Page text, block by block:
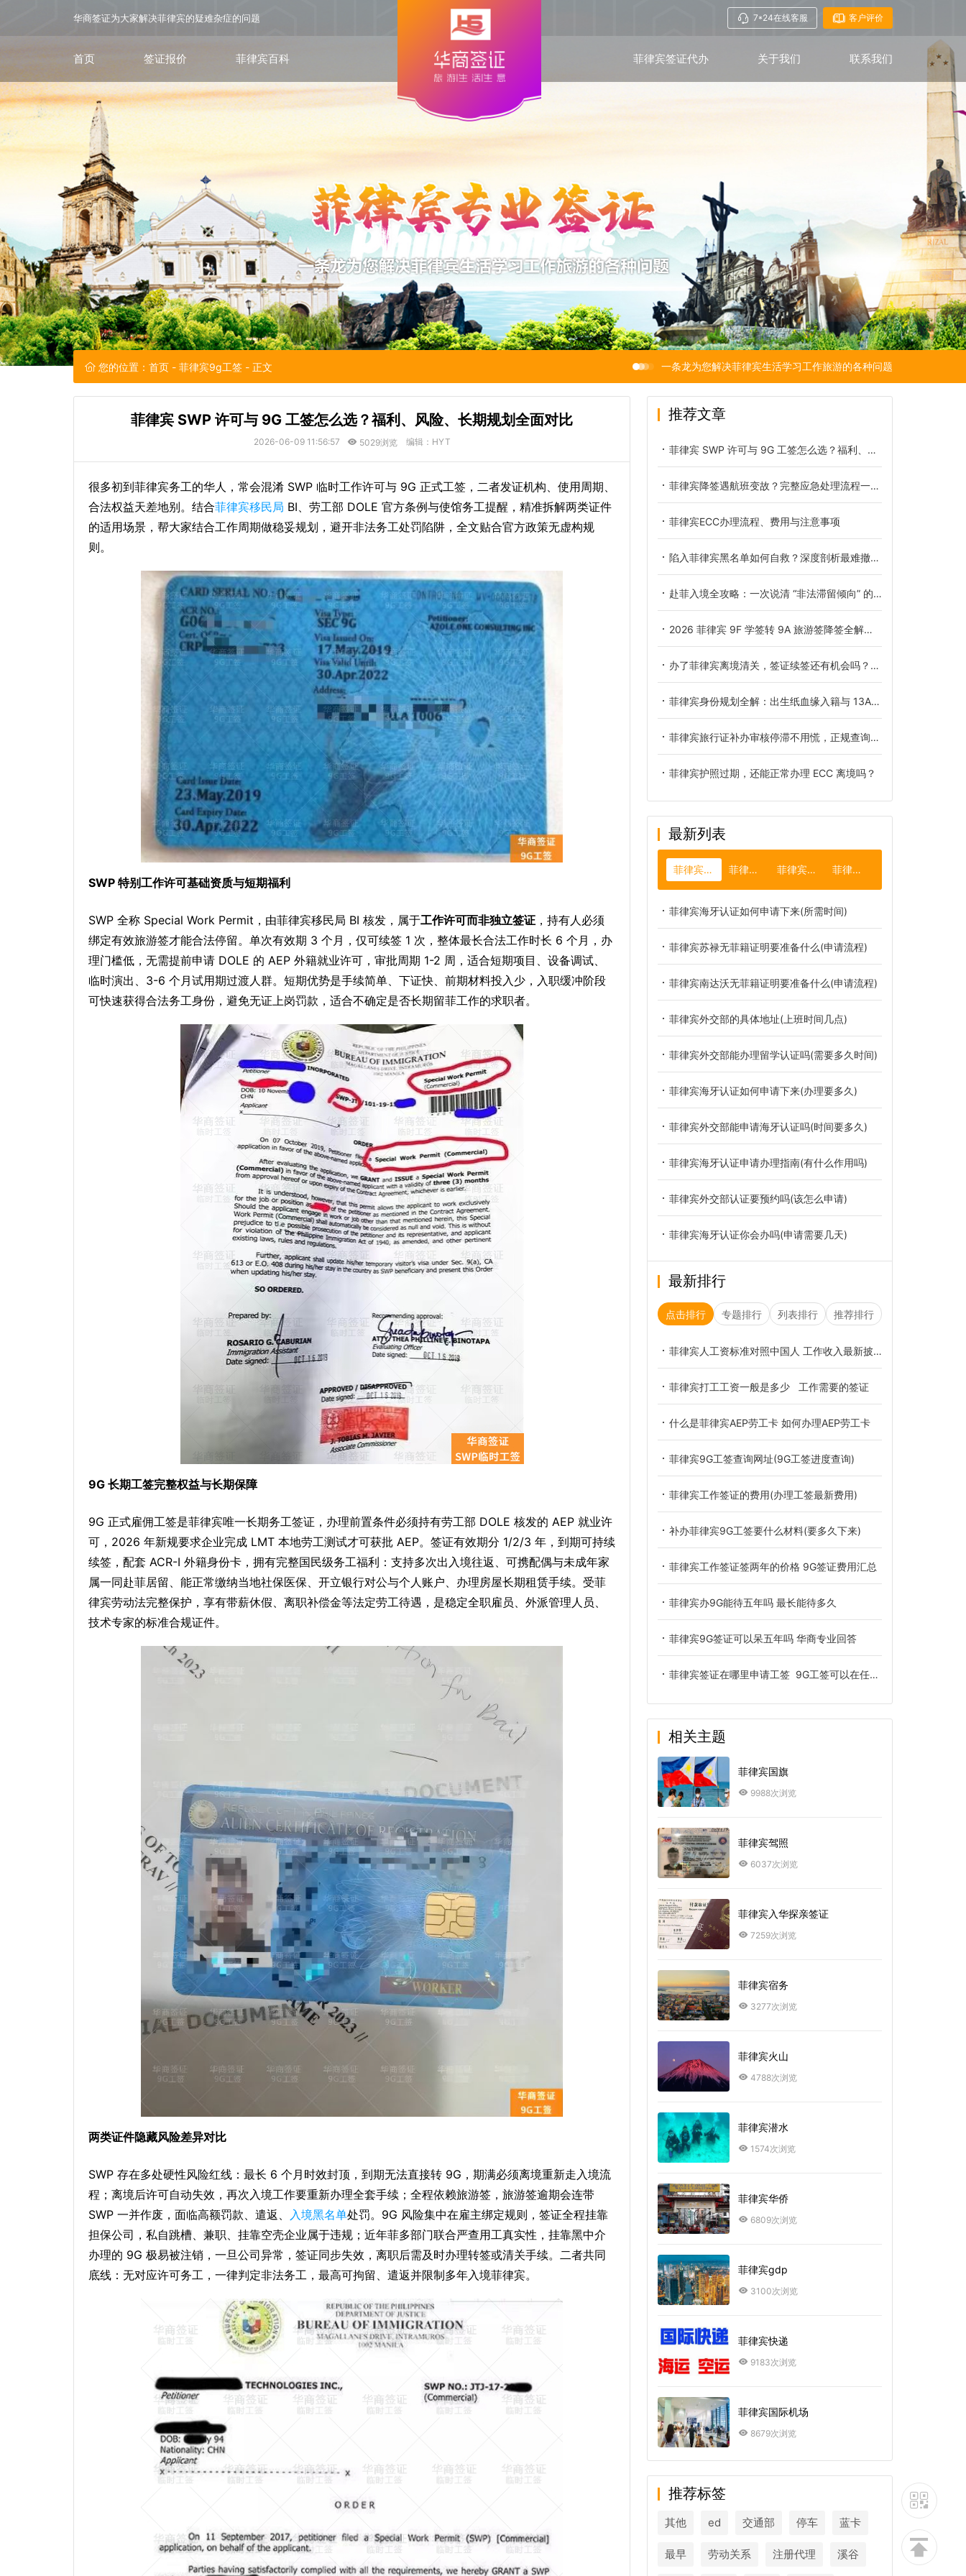
华商签证为大家解决菲律宾的疑难杂症的问题 7*24在线客服 客户评价
首页 签证报价 菲律宾百科 菲律宾签证代办 关于我们 联系我们
您的位置： 首页 - 菲律宾9g工签 - 正文 一条龙为您解决菲律宾生活学习工作旅游的各种问题
菲律宾 SWP 许可与 9G 工签怎么选？福利、风险、长期规划全面对比
2026-06-09 11:56:57 5029浏览 编辑：HYT
很多初到菲律宾务工的华人，常会混淆 SWP 临时工作许可与 9G 正式工签，二者发证机构、使用周期、
合法权益天差地别。结合菲律宾移民局 BI、劳工部 DOLE 官方条例与使馆务工提醒，精准拆解两类证件
的适用场景，帮大家结合工作周期做稳妥规划，避开非法务工处罚陷阱，全文贴合官方政策无虚构规
则。
SWP 特别工作许可基础资质与短期福利
SWP 全称 Special Work Permit，由菲律宾移民局 BI 核发，属于工作许可而非独立签证 ，持有人必须
绑定有效旅游签才能合法停留。单次有效期 3 个月，仅可续签 1 次，整体最长合法工作时长 6 个月，办
理门槛低，无需提前申请 DOLE 的 AEP 外籍就业许可，审批周期 1-2 周，适合短期项目、设备调试、
临时演出、3-6 个月试用期过渡人群。短期优势是手续简单、下证快、前期材料投入少，入职缓冲阶段
可快速获得合法务工身份，避免无证上岗罚款，适合不确定是否长期留菲工作的求职者。
9G 长期工签完整权益与长期保障
9G 正式雇佣工签是菲律宾唯一长期务工签证，办理前置条件必须持有劳工部 DOLE 核发的 AEP 就业许
可，2026 年新规要求企业完成 LMT 本地劳工测试才可获批 AEP。签证有效期分 1/2/3 年，到期可持续
续签，配套 ACR-I 外籍身份卡，拥有完整国民级务工福利：支持多次出入境往返、可携配偶与未成年家
属一同赴菲居留、能正常缴纳当地社保医保、开立银行对公与个人账户、办理房屋长期租赁手续。受菲
律宾劳动法完整保护，享有带薪休假、离职补偿金等法定劳工待遇，是稳定全职雇员、外派管理人员、
技术专家的标准合规证件。
两类证件隐藏风险差异对比
SWP 存在多处硬性风险红线：最长 6 个月时效封顶，到期无法直接转 9G，期满必须离境重新走入境流
程；离境后许可自动失效，再次入境工作要重新办理全套手续；全程依赖旅游签，旅游签逾期会连带
SWP 一并作废，面临高额罚款、遣返、 入境黑名单处罚。9G 风险集中在雇主绑定规则，签证全程挂靠
担保公司，私自跳槽、兼职、挂靠空壳企业属于违规；近年菲多部门联合严查用工真实性，挂靠黑中介
办理的 9G 极易被注销，一旦公司异常，签证同步失效，离职后需及时办理转签或清关手续。二者共同
底线：无对应许可务工，一律判定非法务工，最高可拘留、遣返并限制多年入境菲律宾。
推荐文章
菲律宾 SWP 许可与 9G 工签怎么选？福利、风险、长期规划全面对比
菲律宾降签遇航班变故？完整应急处理流程一步不踩坑
菲律宾ECC办理流程、费用与注意事项
陷入菲律宾黑名单如何自救？深度剖析最难撤销的几类违规记录
赴菲入境全攻略：一次说清 “非法滞留倾向” 的官方认定标准与避坑指南
2026 菲律宾 9F 学签转 9A 旅游签降签全解：官方收费明细、办理流程与高危避坑指南
办了菲律宾离境清关，签证续签还有机会吗？清关与签证续签的关系及办理要点解析
菲律宾身份规划全解：出生纸血缘入籍与 13A 婚签正规办理细则
菲律宾旅行证补办审核停滞不用慌，正规查询途径与加急补救办法
菲律宾护照过期，还能正常办理 ECC 离境吗？
最新列表
菲律宾外交部 菲律宾火山 菲律宾大使馆 菲律宾节日
菲律宾海牙认证如何申请下来(所需时间)
菲律宾苏禄无菲籍证明要准备什么(申请流程)
菲律宾南达沃无菲籍证明要准备什么(申请流程)
菲律宾外交部的具体地址(上班时间几点)
菲律宾外交部能办理留学认证吗(需要多久时间)
菲律宾海牙认证如何申请下来(办理要多久)
菲律宾外交部能申请海牙认证吗(时间要多久)
菲律宾海牙认证申请办理指南(有什么作用吗)
菲律宾外交部认证要预约吗(该怎么申请)
菲律宾海牙认证你会办吗(申请需要几天)
最新排行
点击排行 专题排行 列表排行 推荐排行
菲律宾人工资标准对照中国人 工作收入最新披露
菲律宾打工工资一般是多少 工作需要的签证
什么是菲律宾AEP劳工卡 如何办理AEP劳工卡
菲律宾9G工签查询网址(9G工签进度查询)
菲律宾工作签证的费用(办理工签最新费用)
补办菲律宾9G工签要什么材料(要多久下来)
菲律宾工作签证签两年的价格 9G签证费用汇总
菲律宾办9G能待五年吗 最长能待多久
菲律宾9G签证可以呆五年吗 华商专业回答
菲律宾签证在哪里申请工签 9G工签可以在任何公司上班吗
相关主题
菲律宾国旗
9988次浏览
菲律宾驾照
6037次浏览
菲律宾入华探亲签证
7259次浏览
菲律宾宿务
3277次浏览
菲律宾火山
4788次浏览
菲律宾潜水
1574次浏览
菲律宾华侨
6809次浏览
菲律宾gdp
3100次浏览
菲律宾快递
9183次浏览
菲律宾国际机场
8679次浏览
推荐标签
其他 ed 交通部 停车 蓝卡
最早 劳动关系 注册代理 溪谷